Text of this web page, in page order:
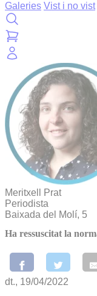
Galeries Vist i no vist
Meritxell Prat
Periodista
Baixada del Molí, 5
Ha ressuscitat la
dt., 19/04/2022